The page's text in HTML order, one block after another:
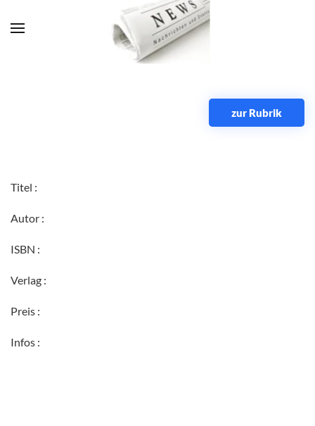
Zum Hauptinhalt springen
zur Rubrik
Titel :
Autor :
ISBN :
Verlag :
Preis :
Infos :